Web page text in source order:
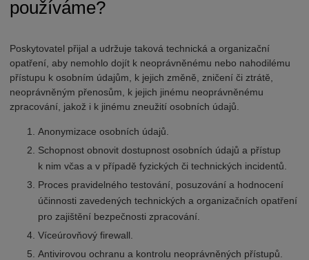
používáme?
Poskytovatel přijal a udržuje taková technická a organizační
opatření, aby nemohlo dojít k neoprávněnému nebo nahodilému
přístupu k osobním údajům, k jejich změně, zničení či ztrátě,
neoprávněným přenosům, k jejich jinému neoprávněnému
zpracování, jakož i k jinému zneužití osobních údajů.
Anonymizace osobních údajů.
Schopnost obnovit dostupnost osobních údajů a přístup
k nim včas a v případě fyzických či technických incidentů.
Proces pravidelného testování, posuzování a hodnocení
účinnosti zavedených technických a organizačních opatření
pro zajištění bezpečnosti zpracování.
Víceúrovňový firewall.
Antivirovou ochranu a kontrolu neoprávněných přístupů.